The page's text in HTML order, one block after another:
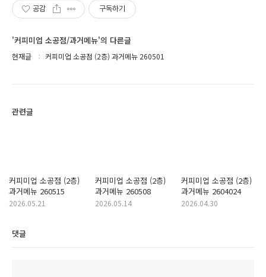
공감 구독하기
'커피미업 소공점/과거메뉴'의 다른글
현재글 커피미업 소공점 (2층) 과거메뉴 260501
관련글
커피미업 소공점 (2층)
과거메뉴 260515
2026.05.21
커피미업 소공점 (2층)
과거메뉴 260508
2026.05.14
커피미업 소공점 (2층)
과거메뉴 2604024
2026.04.30
댓글